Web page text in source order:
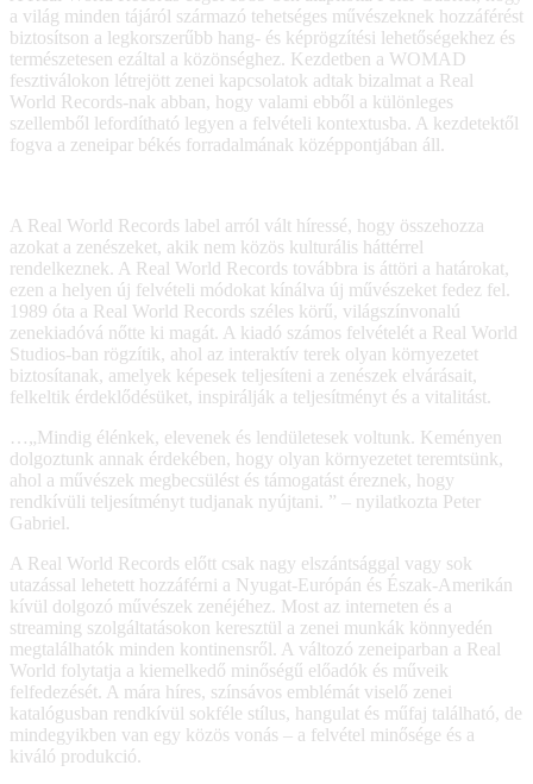
a világ minden tájáról származó tehetséges művészeknek hozzáférést
biztosítson a legkorszerűbb hang- és képrögzítési lehetőségekhez és
természetesen ezáltal a közönséghez. Kezdetben a WOMAD
fesztiválokon létrejött zenei kapcsolatok adtak bizalmat a Real
World Records-nak abban, hogy valami ebből a különleges
szellemből lefordítható legyen a felvételi kontextusba. A kezdetektől
fogva a zeneipar békés forradalmának középpontjában áll.
A Real World Records label arról vált híressé, hogy összehozza
azokat a zenészeket, akik nem közös kulturális háttérrel
rendelkeznek. A Real World Records továbbra is áttöri a határokat,
ezen a helyen új felvételi módokat kínálva új művészeket fedez fel.
1989 óta a Real World Records széles körű, világszínvonalú
zenekiadóvá nőtte ki magát. A kiadó számos felvételét a Real World
Studios-ban rögzítik, ahol az interaktív terek olyan környezetet
biztosítanak, amelyek képesek teljesíteni a zenészek elvárásait,
felkeltik érdeklődésüket, inspirálják a teljesítményt és a vitalitást.
…„Mindig élénkek, elevenek és lendületesek voltunk. Keményen
dolgoztunk annak érdekében, hogy olyan környezetet teremtsünk,
ahol a művészek megbecsülést és támogatást éreznek, hogy
rendkívüli teljesítményt tudjanak nyújtani. ” – nyilatkozta Peter
Gabriel.
A Real World Records előtt csak nagy elszántsággal vagy sok
utazással lehetett hozzáférni a Nyugat-Európán és Észak-Amerikán
kívül dolgozó művészek zenéjéhez. Most az interneten és a
streaming szolgáltatásokon keresztül a zenei munkák könnyedén
megtalálhatók minden kontinensről. A változó zeneiparban a Real
World folytatja a kiemelkedő minőségű előadók és műveik
felfedezését. A mára híres, színsávos emblémát viselő zenei
katalógusban rendkívül sokféle stílus, hangulat és műfaj található, de
mindegyikben van egy közös vonás – a felvétel minősége és a
kiváló produkció.